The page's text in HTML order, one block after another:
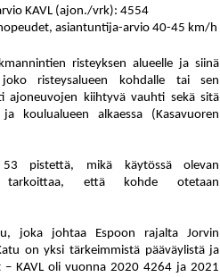
KAVL (ajon./vrk): 4554
asiantuntija-arvio 40-45 km/h
risteyksen alueelle ja siinä
risteysalueen kohdalle tai sen
ajoneuvojen kiihtyvä vauhti sekä sitä
koulualueen alkaessa (Kasavuoren
53 pistettä, mikä käytössä olevan
tarkoittaa, että kohde otetaan
joka johtaa Espoon rajalta Jorvin
on yksi tärkeimmistä pääväylistä ja
KAVL oli vuonna 2020 4264 ja 2021